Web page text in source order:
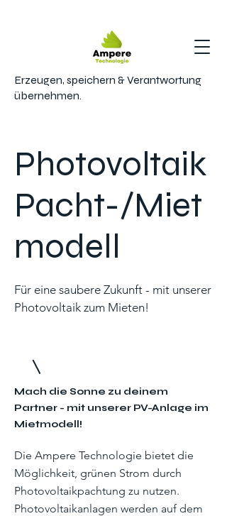
Erzeugen, speichern & Verantwortung
übernehmen.
Photovoltaik
Pacht-/Miet
modell
Für eine saubere Zukunft - mit unserer
Photovoltaik zum Mieten!
Mach die Sonne zu deinem
Partner - mit unserer PV-Anlage im
Mietmodell!
Die Ampere Technologie bietet die
Möglichkeit, grünen Strom durch
Photovoltaikpachtung zu nutzen.
Photovoltaikanlagen werden auf dem